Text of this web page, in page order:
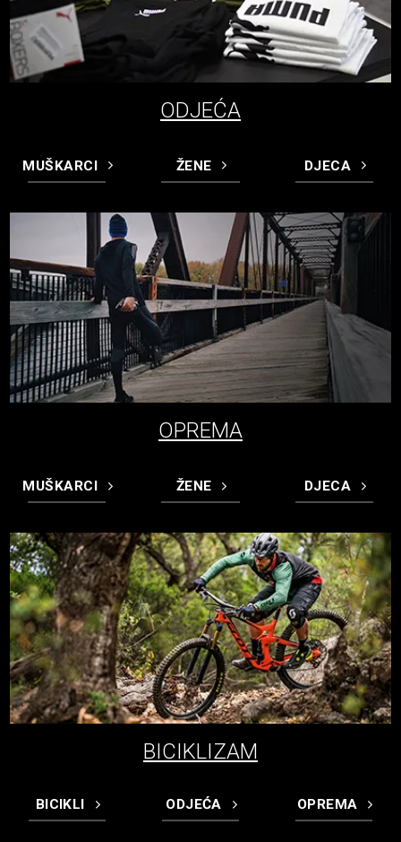
ODJEĆA
MUŠKARCI ŽENE DJECA
OPREMA
MUŠKARCI ŽENE DJECA
BICIKLIZAM
BICIKLI ODJEĆA OPREMA